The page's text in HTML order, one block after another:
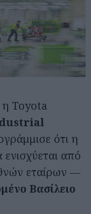
η Toyota
ότι η
από
εταίρων —
Βασίλειο